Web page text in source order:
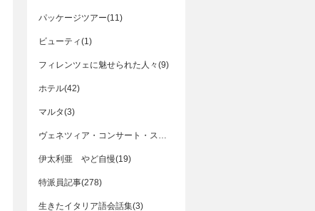
パッケージツアー(11)
ビューティ(1)
フィレンツェに魅せられた人々(9)
ホテル(42)
マルタ(3)
ヴェネツィア・コンサート・スケジュール(11)
伊太利亜 やど自慢(19)
特派員記事(278)
生きたイタリア語会話集(3)